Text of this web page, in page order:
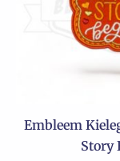
Embleem
Story